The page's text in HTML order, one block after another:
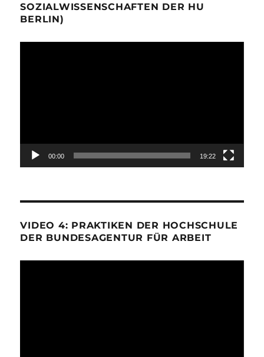
SOZIALWISSENSCHAFTEN DER HU
BERLIN)
00:00 19:22
VIDEO 4: PRAKTIKEN DER HOCHSCHULE
DER BUNDESAGENTUR FÜR ARBEIT